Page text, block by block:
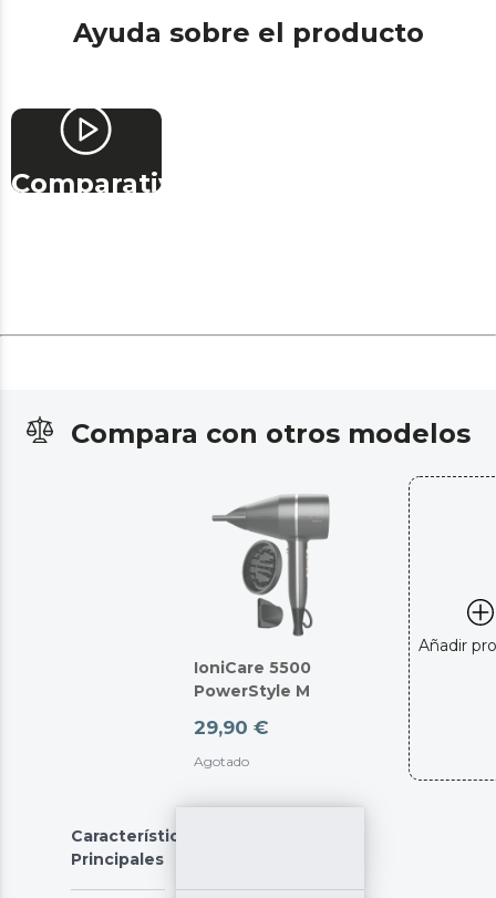
Ayuda sobre el producto
Comparativa
Compara con otros modelos
IoniCare 5500
PowerStyle M
29,90 €
Agotado
Añadir
Características
Principales